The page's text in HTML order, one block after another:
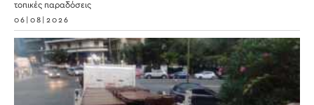
τοπικές παραδόσεις
06|08|2026